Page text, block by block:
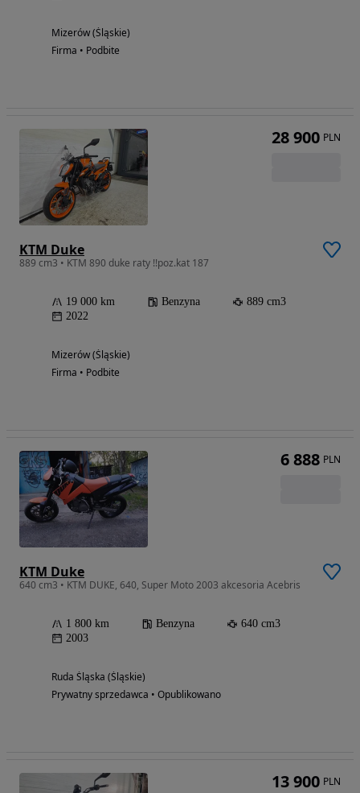
Mizerów (Śląskie)
Firma • Podbite
KTM Duke
889 cm3 • KTM 890 duke raty !!poz.kat 187
19 000 km Benzyna
889 cm3
2022
Mizerów (Śląskie)
Firma • Podbite
28 900 PLN
KTM Duke
640 cm3 • KTM DUKE, 640, Super Moto 2003 akcesoria Acebris
1 800 km Benzyna
640 cm3
2003
Ruda Śląska (Śląskie)
Prywatny sprzedawca • Opublikowano
6 888 PLN
13 900 PLN